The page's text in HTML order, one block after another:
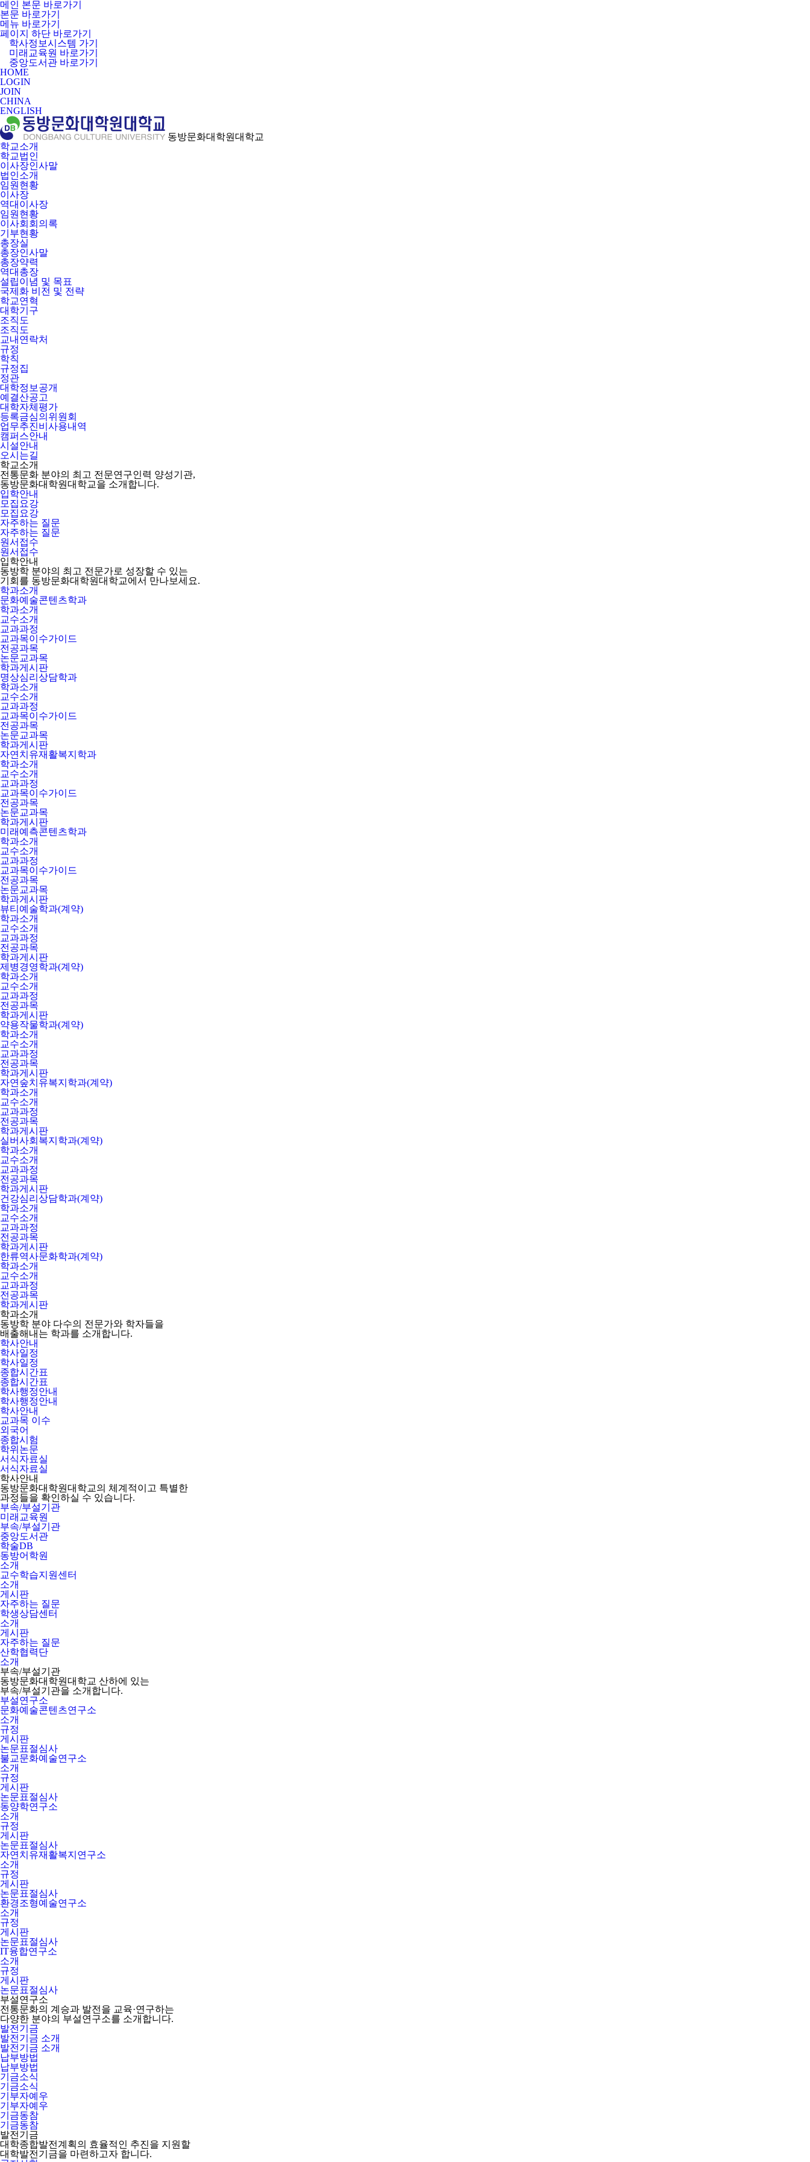
메인 본문 바로가기
본문 바로가기
메뉴 바로가기
페이지 하단 바로가기
학사정보시스템 가기
미래교육원 바로가기
중앙도서관 바로가기
HOME
LOGIN
JOIN
CHINA
ENGLISH
동방문화대학원대학교
학교소개
학교법인
이사장인사말
법인소개
임원현황
이사장
역대이사장
임원현황
이사회회의록
기부현황
총장실
총장인사말
총장약력
역대총장
설립이념 및 목표
국제화 비전 및 전략
학교연혁
대학기구
조직도
조직도
교내연락처
규정
학칙
규정집
정관
대학정보공개
예결산공고
대학자체평가
등록금심의위원회
업무추진비사용내역
캠퍼스안내
시설안내
오시는길
학교소개
전통문화 분야의 최고 전문연구인력 양성기관,
동방문화대학원대학교을 소개합니다.
입학안내
모집요강
모집요강
자주하는 질문
자주하는 질문
원서접수
원서접수
입학안내
동방학 분야의 최고 전문가로 성장할 수 있는
기회를 동방문화대학원대학교에서 만나보세요.
학과소개
문화예술콘텐츠학과
학과소개
교수소개
교과과정
교과목이수가이드
전공과목
논문교과목
학과게시판
명상심리상담학과
학과소개
교수소개
교과과정
교과목이수가이드
전공과목
논문교과목
학과게시판
자연치유재활복지학과
학과소개
교수소개
교과과정
교과목이수가이드
전공과목
논문교과목
학과게시판
미래예측콘텐츠학과
학과소개
교수소개
교과과정
교과목이수가이드
전공과목
논문교과목
학과게시판
뷰티예술학과(계약)
학과소개
교수소개
교과과정
전공과목
학과게시판
제병경영학과(계약)
학과소개
교수소개
교과과정
전공과목
학과게시판
약용작물학과(계약)
학과소개
교수소개
교과과정
전공과목
학과게시판
자연숲치유복지학과(계약)
학과소개
교수소개
교과과정
전공과목
학과게시판
실버사회복지학과(계약)
학과소개
교수소개
교과과정
전공과목
학과게시판
건강심리상담학과(계약)
학과소개
교수소개
교과과정
전공과목
학과게시판
한류역사문화학과(계약)
학과소개
교수소개
교과과정
전공과목
학과게시판
학과소개
동방학 분야 다수의 전문가와 학자들을
배출해내는 학과를 소개합니다.
학사안내
학사일정
학사일정
종합시간표
종합시간표
학사행정안내
학사행정안내
학사안내
교과목 이수
외국어
종합시험
학위논문
서식자료실
서식자료실
학사안내
동방문화대학원대학교의 체계적이고 특별한
과정들을 확인하실 수 있습니다.
부속/부설기관
미래교육원
부속/부설기관
중앙도서관
학술DB
동방어학원
소개
교수학습지원센터
소개
게시판
자주하는 질문
학생상담센터
소개
게시판
자주하는 질문
산학협력단
소개
부속/부설기관
동방문화대학원대학교 산하에 있는
부속/부설기관을 소개합니다.
부설연구소
문화예술콘텐츠연구소
소개
규정
게시판
논문표절심사
불교문화예술연구소
소개
규정
게시판
논문표절심사
동양학연구소
소개
규정
게시판
논문표절심사
자연치유재활복지연구소
소개
규정
게시판
논문표절심사
환경조형예술연구소
소개
규정
게시판
논문표절심사
IT융합연구소
소개
규정
게시판
논문표절심사
부설연구소
전통문화의 계승과 발전을 교육·연구하는
다양한 분야의 부설연구소를 소개합니다.
발전기금
발전기금 소개
발전기금 소개
납부방법
납부방법
기금소식
기금소식
기부자예우
기부자예우
기금동참
기금동참
발전기금
대학종합발전계획의 효율적인 추진을 지원할
대학발전기금을 마련하고자 합니다.